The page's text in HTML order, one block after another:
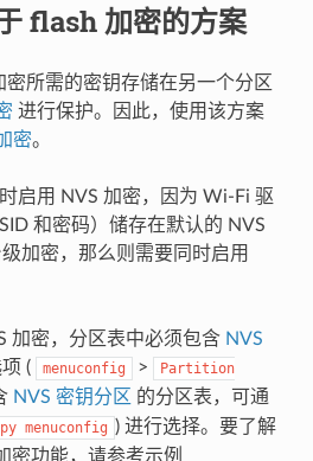
flash 加密的方案
所需的密钥存储在另一个分区
进行保护。因此，使用该方案
密。
启用 NVS 加密，因为 Wi-Fi 驱
和密码）储存在默认的 NVS
加密，那么则需要同时启用
加密，分区表中必须包含 NVS
( menuconfig >
Partition
NVS 密钥分区 的分区表，可通
menuconfig ) 进行选择。要了解
密功能，请参考示例